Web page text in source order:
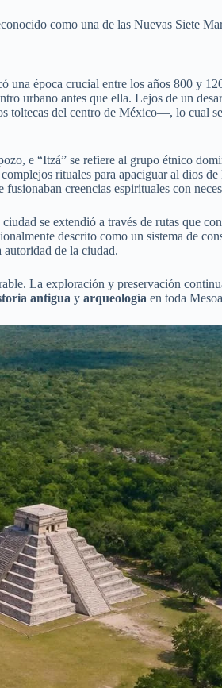
como una de las Nuevas Siete
una época crucial entre los años 800 y
urbano antes que ella. Lejos de un
toltecas del centro de México—, lo cual
e “Itzá” se refiere al grupo étnico
rituales para apaciguar al dios
creencias espirituales con
se extendió a través de rutas que
descrito como un sistema de
de la ciudad.
La exploración y preservación
antigua y arqueología en toda